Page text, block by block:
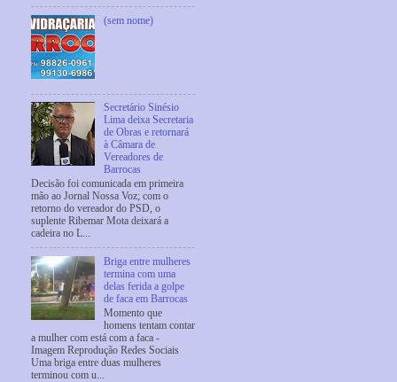
(sem nome)
Secretário Sinésio
Lima deixa Secretaria
de Obras e retornará
à Câmara de
Vereadores de
Barrocas
Decisão foi comunicada em primeira
mão ao Jornal Nossa Voz; com o
retorno do vereador do PSD, o
suplente Ribemar Mota deixará a
cadeira no L...
Briga entre mulheres
termina com uma
delas ferida a golpe
de faca em Barrocas
Momento que
homens tentam contar
a mulher com está com a faca -
Imagem Reprodução Redes Sociais
Uma briga entre duas mulheres
terminou com u...